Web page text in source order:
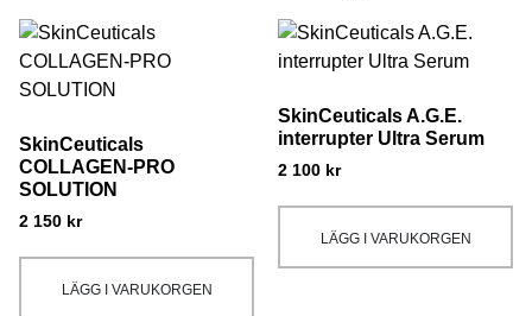
SkinCeuticals
COLLAGEN-PRO
SOLUTION
2 150 kr
LÄGG I VARUKORGEN
SkinCeuticals A.G.E.
interrupter Ultra Serum
2 100 kr
LÄGG I VARUKORGEN